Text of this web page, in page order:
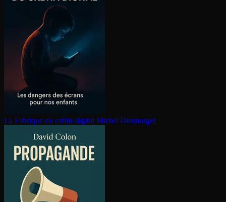
La Fabrique du crétin digital Michel Desmurget